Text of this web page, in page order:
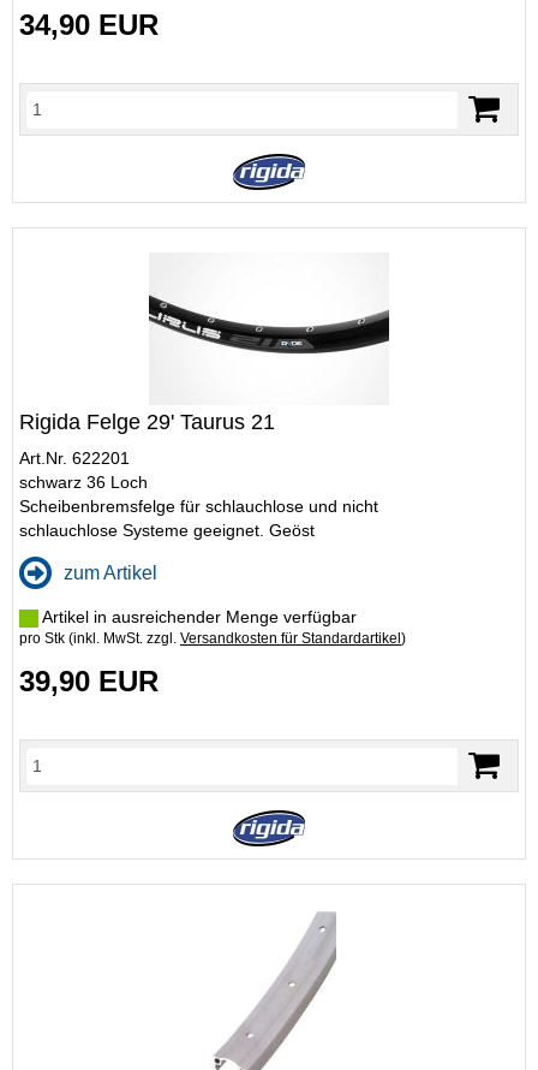
34,90 EUR
Rigida Felge 29' Taurus 21
Art.Nr. 622201
schwarz 36 Loch
Scheibenbremsfelge für schlauchlose und nicht
schlauchlose Systeme geeignet. Geöst
zum Artikel
Artikel in ausreichender Menge verfügbar
pro Stk (inkl. MwSt. zzgl. Versandkosten für Standardartikel )
39,90 EUR